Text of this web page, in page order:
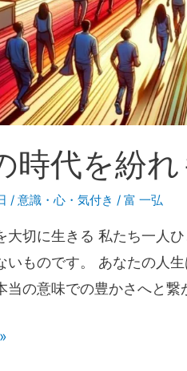
時代を紛
/ 意識・心・気付き / 富 一弘
大切に生きる 私たち一人
いものです。 あなたの人
当の意味での豊かさへと繋